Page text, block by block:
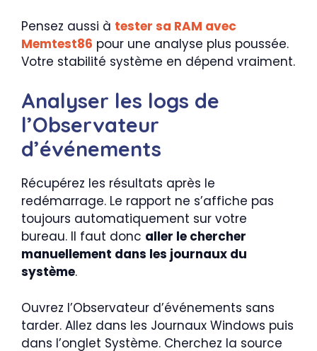
Pensez aussi à tester sa RAM avec
Memtest86 pour une analyse plus poussée.
Votre stabilité système en dépend vraiment.
Analyser les logs de
l’Observateur
d’événements
Récupérez les résultats après le
redémarrage. Le rapport ne s’affiche pas
toujours automatiquement sur votre
bureau. Il faut donc aller le chercher
manuellement dans les journaux du
système.
Ouvrez l’Observateur d’événements sans
tarder. Allez dans les Journaux Windows puis
dans l’onglet Système. Cherchez la source